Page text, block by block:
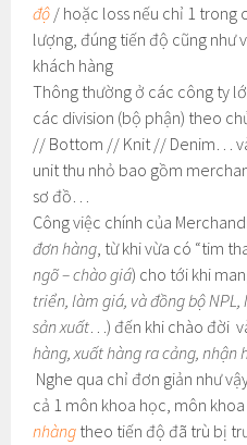
độ / hoặc loss nếu chỉ 1 trong
lượng, đúng tiến độ cũng như
khách hàng
Thông thường ở các công ty
các division (bộ phận) theo
// Bottom // Knit // Denim…
unit thu nhỏ bao gồm
sơ đồ…
Công việc chính của
đơn hàng, từ khi vừa có “tim
ngõ – chào giá) cho tới khi
triển, làm giá, và đồng bộ NPL,
sản xuất…) đến khi chào đời
hàng, xuất hàng ra cảng, nhận
Nghe qua chỉ đơn giản như
cả 1 môn khoa học, môn
nhàng theo tiến độ đã trù bị